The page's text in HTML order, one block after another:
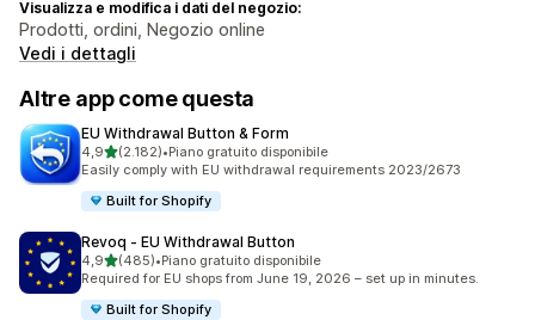
Visualizza e modifica i dati del negozio:
Prodotti, ordini, Negozio online
Vedi i dettagli
Altre app come questa
EU Withdrawal Button & Form
4,9stelle su 5
(2.182)
2182 recensioni totali
•Piano gratuito disponibile
Easily comply with EU withdrawal requirements 2023/2673
Built for Shopify
Revoq ‑ EU Withdrawal Button
4,9stelle su 5
(485)
485 recensioni totali
•Piano gratuito disponibile
Required for EU shops from June 19, 2026 – set up in minutes.
Built for Shopify